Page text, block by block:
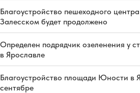
Благоустройство пешеходного
Залесском будет продолжено
Определен подрядчик озеленения у
в Ярославле
Благоустройство площади Юности в
сентябре